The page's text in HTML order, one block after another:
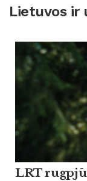
Lietuvos ir
LRT